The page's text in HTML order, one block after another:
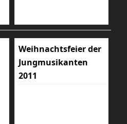
Weihnachtsfeier der
Jungmusikanten
2011